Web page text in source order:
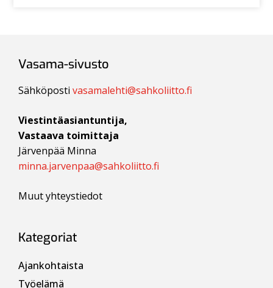
Vasama-sivusto
Sähköpostivasamalehti@sahkoliitto.fi
Viestintäasiantuntija,
Vastaava toimittaja
Järvenpää Minna
minna.jarvenpaa@sahkoliitto.fi
Muut yhteystiedot
Kategoriat
Ajankohtaista
Työelämä